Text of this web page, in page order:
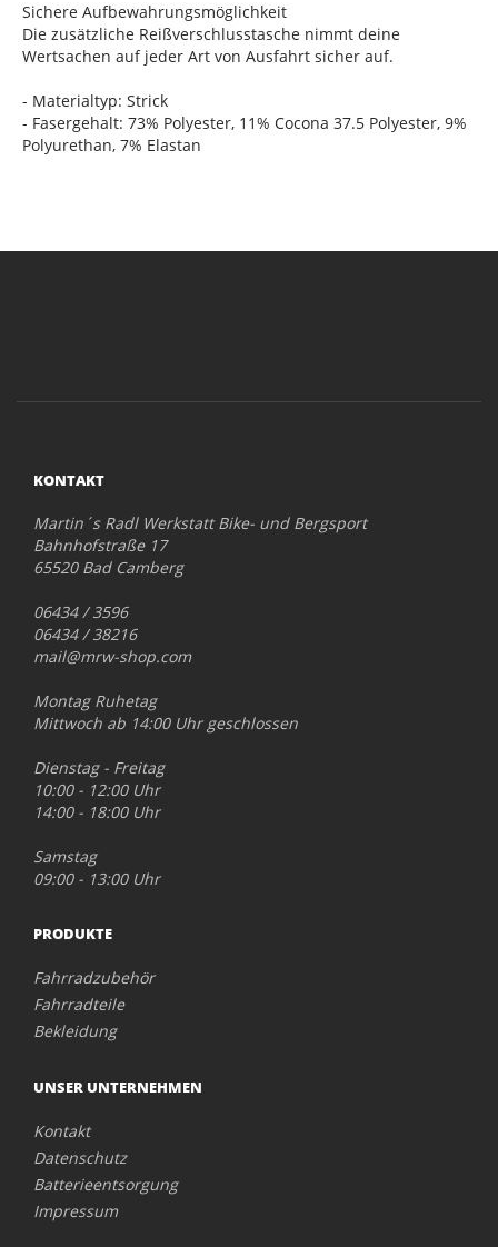
Sichere Aufbewahrungsmöglichkeit
Die zusätzliche Reißverschlusstasche nimmt deine
Wertsachen auf jeder Art von Ausfahrt sicher auf.
- Materialtyp: Strick
- Fasergehalt: 73% Polyester, 11% Cocona 37.5 Polyester, 9%
Polyurethan, 7% Elastan
KONTAKT
Martin´s Radl Werkstatt Bike- und Bergsport
Bahnhofstraße 17
65520 Bad Camberg
06434 / 3596
06434 / 38216
mail@mrw-shop.com
Montag Ruhetag
Mittwoch ab 14:00 Uhr geschlossen
Dienstag - Freitag
10:00 - 12:00 Uhr
14:00 - 18:00 Uhr
Samstag
09:00 - 13:00 Uhr
PRODUKTE
Fahrradzubehör
Fahrradteile
Bekleidung
UNSER UNTERNEHMEN
Kontakt
Datenschutz
Batterieentsorgung
Impressum